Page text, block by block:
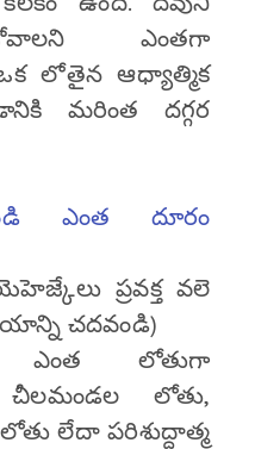
ఎంతగా
లోతైన ఆధ్యాత్మిక
మరింత దగ్గర
ఎంత దూరం
ప్రవక్త వలె
చదవండి)
ఎంత లోతుగా
చీలమండల లోతు,
లేదా పరిశుద్దాత్మ